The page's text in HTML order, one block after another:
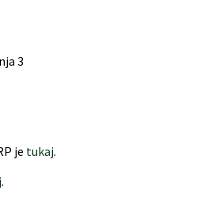
3
je tukaj.
.